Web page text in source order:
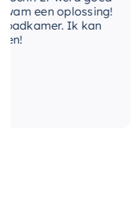
een oplossing!
Ik kan